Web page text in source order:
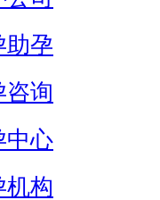
助孕
咨询
中心
机构